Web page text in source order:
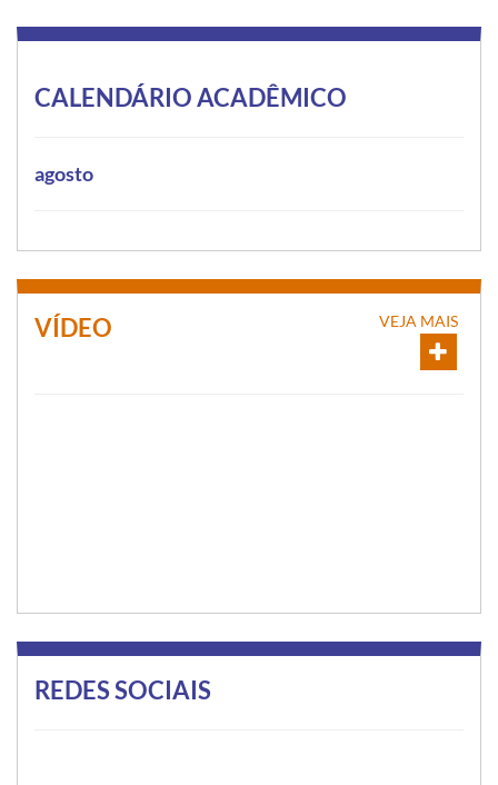
CALENDÁRIO ACADÊMICO
agosto
VÍDEO VEJA MAIS
REDES SOCIAIS